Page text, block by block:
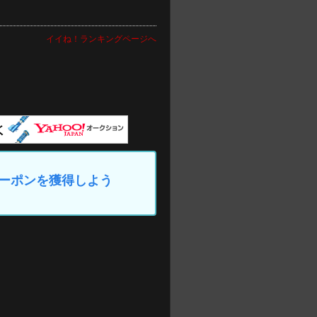
イイね！ランキングページへ
ポンを獲得しよう